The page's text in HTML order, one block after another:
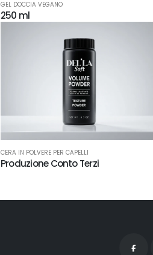
GEL DOCCIA VEGANO
250 ml
CERA IN POLVERE PER CAPELLI
Produzione Conto Terzi